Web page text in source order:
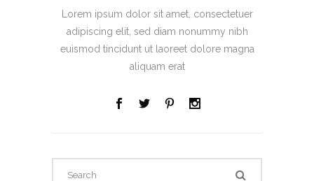
Lorem ipsum dolor sit amet, consectetuer
adipiscing elit, sed diam nonummy nibh
euismod tincidunt ut laoreet dolore magna
aliquam erat